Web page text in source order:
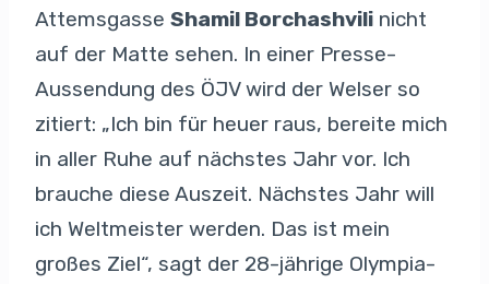
Attemsgasse Shamil Borchashvili nicht
auf der Matte sehen. In einer Presse-
Aussendung des ÖJV wird der Welser so
zitiert: „Ich bin für heuer raus, bereite mich
in aller Ruhe auf nächstes Jahr vor. Ich
brauche diese Auszeit. Nächstes Jahr will
ich Weltmeister werden. Das ist mein
großes Ziel“, sagt der 28-jährige Olympia-